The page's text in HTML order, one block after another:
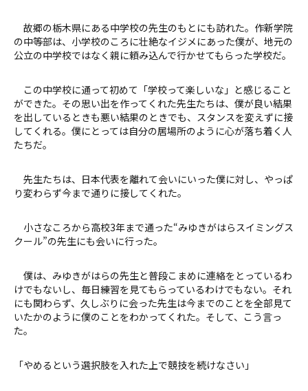
故郷の栃木県にある中学校の先生のもとにも訪れた。作新学院
の中等部は、小学校のころに壮絶なイジメにあった僕が、地元の
公立の中学校ではなく親に頼み込んで行かせてもらった学校だ。
この中学校に通って初めて「学校って楽しいな」と感じること
ができた。その思い出を作ってくれた先生たちは、僕が良い結果
を出しているときも悪い結果のときでも、スタンスを変えずに接
してくれる。僕にとっては自分の居場所のように心が落ち着く人
たちだ。
先生たちは、日本代表を離れて会いにいった僕に対し、やっぱ
り変わらず今まで通りに接してくれた。
小さなころから高校3年まで通った“みゆきがはらスイミングス
クール”の先生にも会いに行った。
僕は、みゆきがはらの先生と普段こまめに連絡をとっているわ
けでもないし、毎日練習を見てもらっているわけでもない。それ
にも関わらず、久しぶりに会った先生は今までのことを全部見て
いたかのように僕のことをわかってくれた。そして、こう言っ
た。
「やめるという選択肢を入れた上で競技を続けなさい」